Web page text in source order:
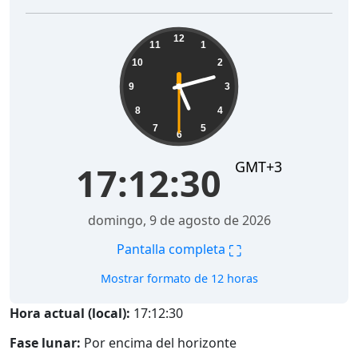
12
1
2
3
4
5
6
7
8
9
10
11
17:12:31 GMT+3
domingo, 9 de agosto de 2026
Pantalla completa ⛶
Mostrar formato de 12 horas
Hora actual (local): 17:12:31
Fase lunar: Por encima del horizonte